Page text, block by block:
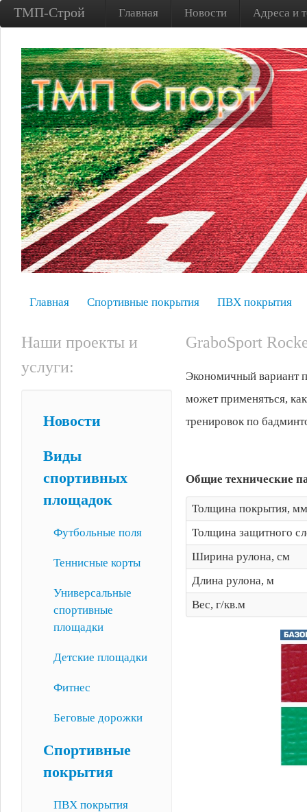
ТМП-Строй Главная Новости Адреса и
Главная Спортивные покрытия ПВХ покрытия
Наши проекты и
услуги:
Новости
Виды
спортивных
площадок
Футбольные поля
Теннисные корты
Универсальные
спортивные
площадки
Детские площадки
Фитнес
Беговые дорожки
Спортивные
покрытия
ПВХ покрытия
GraboSport
Экономичный вариант
может применяться,
тренировок по
Общие технические
Толщина покрытия, мм
Толщина защитного
Ширина рулона, см
Длина рулона, м
Вес, г/кв.м